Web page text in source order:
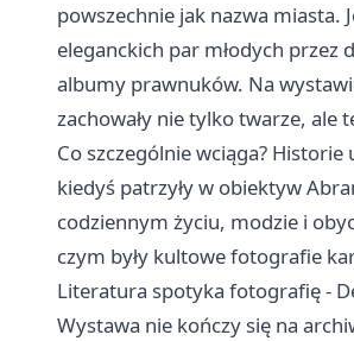
powszechnie jak nazwa miasta.
eleganckich par młodych
albumy prawnuków. Na
zachowały nie tylko twarze, ale
Co szczególnie wciąga?
kiedyś patrzyły w obiektyw
codziennym życiu, modzie i
czym były kultowe fotografie
Literatura spotyka fotografię -
Wystawa nie kończy się na